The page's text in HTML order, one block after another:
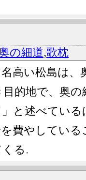
の細道,歌枕
高い松島は
的地で、奥
と述べてい
費やしてい
る.